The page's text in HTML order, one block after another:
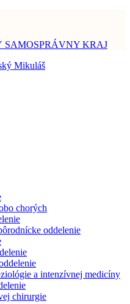
KRAJ
chorých
oddelenie
a intenzívnej medicíny
chirurgie